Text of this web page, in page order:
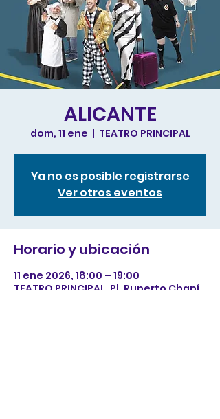
ALICANTE
dom, 11 ene
  |
TEATRO PRINCIPAL
Ya no es posible registrarse
Ver otros eventos
Horario y ubicación
11 ene 2026, 18:00 – 19:00
TEATRO PRINCIPAL, Pl. Ruperto Chapí,